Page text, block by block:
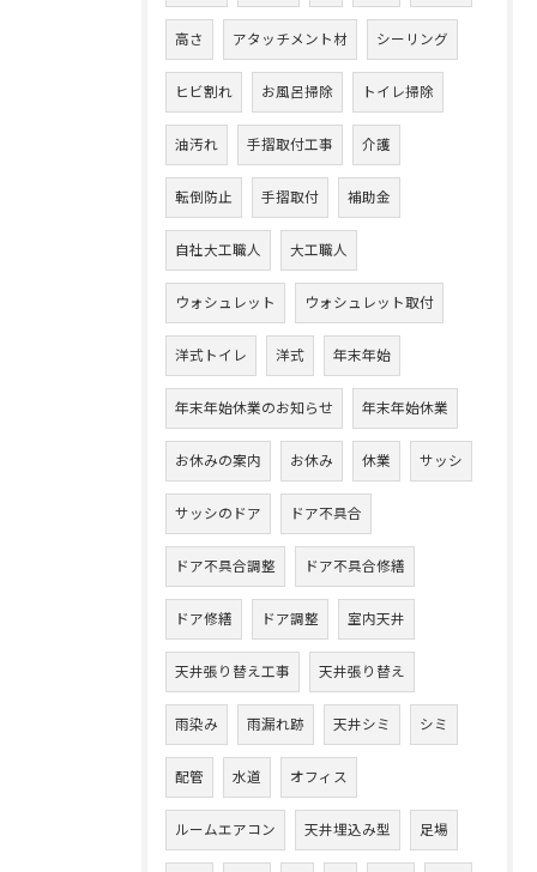
高さ アタッチメント材 シーリング
ヒビ割れ お風呂掃除 トイレ掃除
油汚れ 手摺取付工事 介護
転倒防止 手摺取付 補助金
自社大工職人 大工職人
ウォシュレット ウォシュレット取付
洋式トイレ 洋式 年末年始
年末年始休業のお知らせ 年末年始休業
お休みの案内 お休み 休業 サッシ
サッシのドア ドア不具合
ドア不具合調整 ドア不具合修繕
ドア修繕 ドア調整 室内天井
天井張り替え工事 天井張り替え
雨染み 雨漏れ跡 天井シミ シミ
配管 水道 オフィス
ルームエアコン 天井埋込み型 足場